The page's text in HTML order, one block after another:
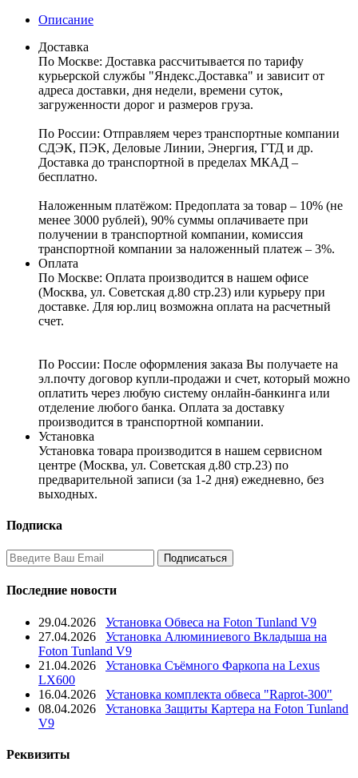
Описание
Доставка
По Москве: Доставка рассчитывается по тарифу
курьерской службы "Яндекс.Доставка" и зависит от
адреса доставки, дня недели, времени суток,
загруженности дорог и размеров груза.
По России: Отправляем через транспортные компании
СДЭК, ПЭК, Деловые Линии, Энергия, ГТД и др.
Доставка до транспортной в пределах МКАД –
бесплатно.
Наложенным платёжом: Предоплата за товар – 10% (не
менее 3000 рублей), 90% суммы оплачиваете при
получении в транспортной компании, комиссия
транспортной компании за наложенный платеж – 3%.
Оплата
По Москве: Оплата производится в нашем офисе
(Москва, ул. Советская д.80 стр.23) или курьеру при
доставке. Для юр.лиц возможна оплата на расчетный
счет.
По России: После оформления заказа Вы получаете на
эл.почту договор купли-продажи и счет, который можно
оплатить через любую систему онлайн-банкинга или
отделение любого банка. Оплата за доставку
производится в транспортной компании.
Установка
Установка товара производится в нашем сервисном
центре (Москва, ул. Советская д.80 стр.23) по
предварительной записи (за 1-2 дня) ежедневно, без
выходных.
Подписка
Последние новости
29.04.2026
Установка Обвеса на Foton Tunland V9
27.04.2026
Установка Алюминиевого Вкладыша на
Foton Tunland V9
21.04.2026
Установка Съёмного Фаркопа на Lexus
LX600
16.04.2026
Установка комплекта обвеса "Raprot-300"
08.04.2026
Установка Защиты Картера на Foton Tunland
V9
Реквизиты